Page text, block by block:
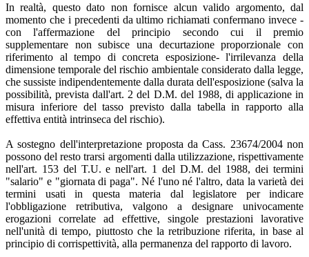
In realtà, questo dato non fornisce alcun valido argomento, dal
momento che i precedenti da ultimo richiamati confermano invece -
con l'affermazione del principio secondo cui il premio
supplementare non subisce una decurtazione proporzionale con
riferimento al tempo di concreta esposizione- l'irrilevanza della
dimensione temporale del rischio ambientale considerato dalla legge,
che sussiste indipendentemente dalla durata dell'esposizione (salva la
possibilità, prevista dall'art. 2 del D.M. del 1988, di applicazione in
misura inferiore del tasso previsto dalla tabella in rapporto alla
effettiva entità intrinseca del rischio).
A sostegno dell'interpretazione proposta da Cass. 23674/2004 non
possono del resto trarsi argomenti dalla utilizzazione, rispettivamente
nell'art. 153 del T.U. e nell'art. 1 del D.M. del 1988, dei termini
"salario" e "giornata di paga". Né l'uno né l'altro, data la varietà dei
termini usati in questa materia dal legislatore per indicare
l'obbligazione retributiva, valgono a designare univocamente
erogazioni correlate ad effettive, singole prestazioni lavorative
nell'unità di tempo, piuttosto che la retribuzione riferita, in base al
principio di corrispettività, alla permanenza del rapporto di lavoro.